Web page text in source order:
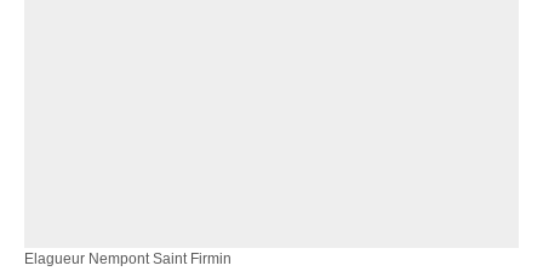
Elagueur Nempont Saint Firmin